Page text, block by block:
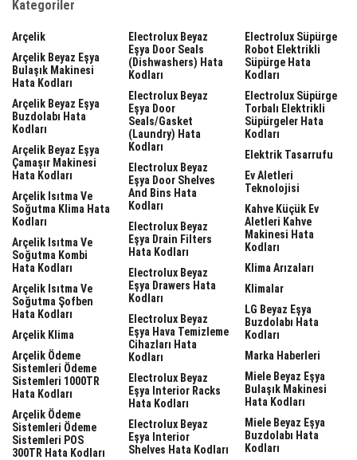
Kategoriler
Arçelik
Arçelik Beyaz Eşya
Bulaşık Makinesi
Hata Kodları
Arçelik Beyaz Eşya
Buzdolabı Hata
Kodları
Arçelik Beyaz Eşya
Çamaşır Makinesi
Hata Kodları
Arçelik Isıtma Ve
Soğutma Klima Hata
Kodları
Arçelik Isıtma Ve
Soğutma Kombi
Hata Kodları
Arçelik Isıtma Ve
Soğutma Şofben
Hata Kodları
Arçelik Klima
Arçelik Ödeme
Sistemleri Ödeme
Sistemleri 1000TR
Hata Kodları
Arçelik Ödeme
Sistemleri Ödeme
Sistemleri POS
300TR Hata Kodları
Electrolux Beyaz
Eşya Door Seals
(dishwashers) Hata
Kodları
Electrolux Beyaz
Eşya Door
Seals/gasket
(laundry) Hata
Kodları
Electrolux Beyaz
Eşya Door Shelves
And Bins Hata
Kodları
Electrolux Beyaz
Eşya Drain Filters
Hata Kodları
Electrolux Beyaz
Eşya Drawers Hata
Kodları
Electrolux Beyaz
Eşya Hava Temizleme
Cihazları Hata
Kodları
Electrolux Beyaz
Eşya Interior Racks
Hata Kodları
Electrolux Beyaz
Eşya Interior
Shelves Hata Kodları
Electrolux Süpürge
Robot Elektrikli
Süpürge Hata
Kodları
Electrolux Süpürge
Torbalı Elektrikli
Süpürgeler Hata
Kodları
Elektrik Tasarrufu
Ev Aletleri
Teknolojisi
Kahve Küçük Ev
Aletleri Kahve
Makinesi Hata
Kodları
Klima Arızaları
Klimalar
LG Beyaz Eşya
Buzdolabı Hata
Kodları
Marka Haberleri
Miele Beyaz Eşya
Bulaşık Makinesi
Hata Kodları
Miele Beyaz Eşya
Buzdolabı Hata
Kodları